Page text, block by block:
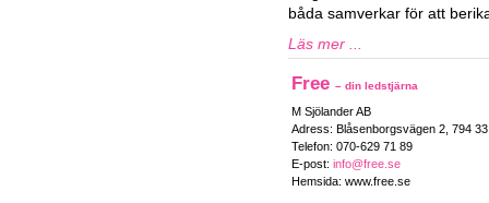
båda samverkar för att
Läs mer ...
Free – din ledstjärna
M Sjölander AB
Adress: Blåsenborgsvägen 2, 794
Telefon: 070-629 71 89
E-post: info@free.se
Hemsida: www.free.se